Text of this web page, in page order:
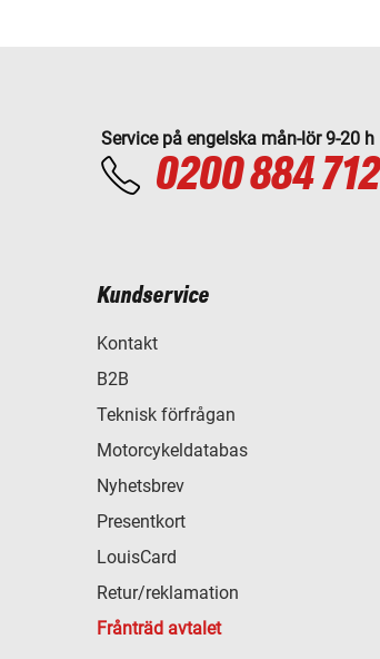
Service på engelska mån-lör 9-20 h
0200 884 712
Kundservice
Kontakt
B2B
Teknisk förfrågan
Motorcykeldatabas
Nyhetsbrev
Presentkort
LouisCard
Retur/reklamation
Frånträd avtalet